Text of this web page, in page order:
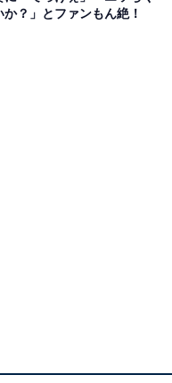
か？」とファンもん絶！